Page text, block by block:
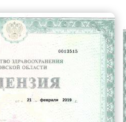
Без контраста С контрастом
3450
1850р.
4700р.